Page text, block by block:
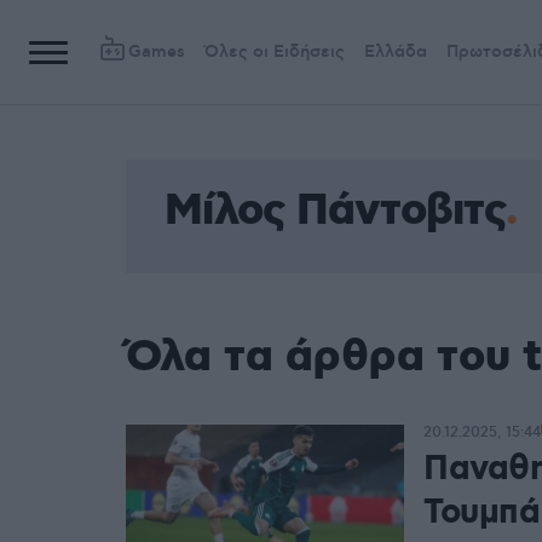
Games Όλες οι Ειδήσεις Ελλάδα
Μίλος Πάντοβιτς
Όλα τα άρθρα του
20.12.2025, 15:44